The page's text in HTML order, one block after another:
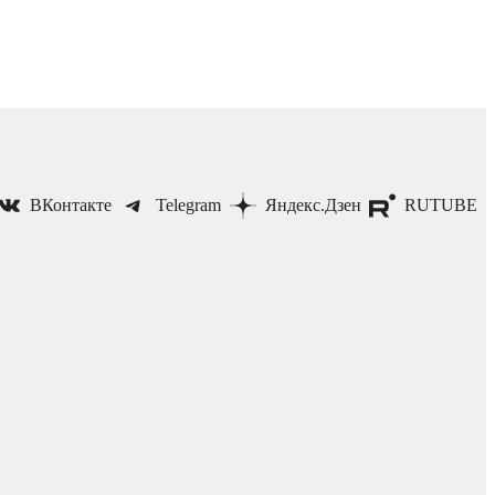
ВКонтакте Telegram Яндекс.Дзен RUTUBE